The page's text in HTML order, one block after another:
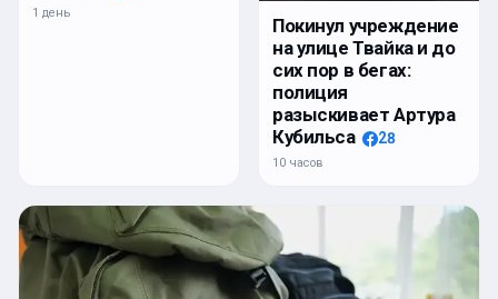
1 день
Покинул учреждение
на улице Твайка и до
сих пор в бегах:
полиция
разыскивает Артура
Кубильса
28
10 часов